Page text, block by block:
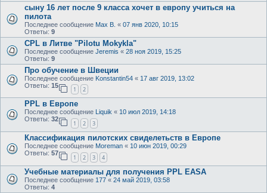
сыну 16 лет после 9 класса хочет в европу учиться на
пилота
Последнее сообщение Max B. « 07 янв 2020, 10:15
Ответы: 9
CPL в Литве "Pilotu Mokykla"
Последнее сообщение Jeremis « 28 ноя 2019, 15:25
Ответы: 9
Про обучение в Швеции
Последнее сообщение Konstantin54 « 17 авг 2019, 13:02
Ответы: 15
1 2
PPL в Европе
Последнее сообщение Liquik « 10 июл 2019, 14:18
Ответы: 32
1 2 3
Классификация пилотских свиделетьств в Европе
Последнее сообщение Moreman « 10 июн 2019, 00:29
Ответы: 57
1 2 3 4
Учебные материалы для получения PPL EASA
Последнее сообщение 177 « 24 май 2019, 03:58
Ответы: 4